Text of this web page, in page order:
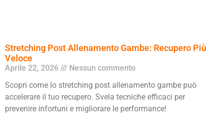
Stretching Post Allenamento Gambe: Recupero Più
Veloce
Aprile 22, 2026
Nessun commento
Scopri come lo stretching post allenamento gambe può
accelerare il tuo recupero. Svela tecniche efficaci per
prevenire infortuni e migliorare le performance!